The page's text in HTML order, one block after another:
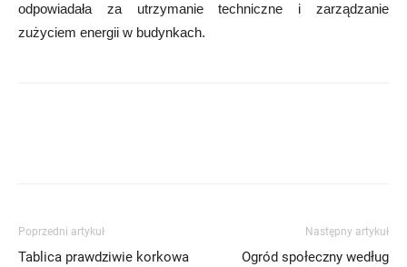
odpowiadała za utrzymanie techniczne i zarządzanie
zużyciem energii w budynkach.
Poprzedni artykuł
Tablica prawdziwie korkowa
Następny artykuł
Ogród społeczny według